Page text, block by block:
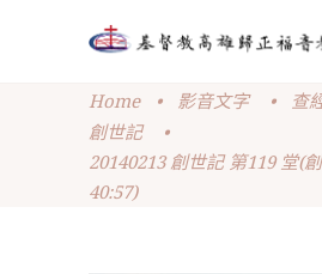
Home • 影音文字 • 查
創世記
•
20140213 創世記 第119 堂(
40:57)